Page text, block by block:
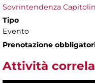
Sovrintendenza
Tipo
Evento
Prenotazione
Attività